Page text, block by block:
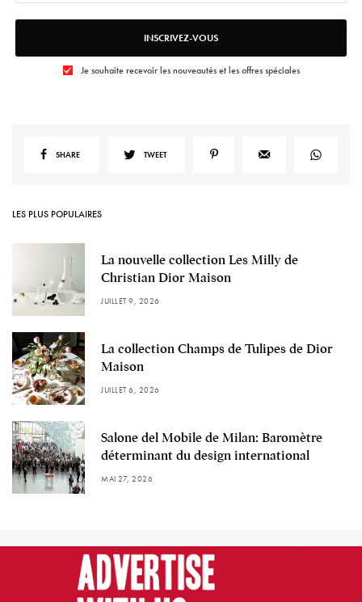
INSCRIVEZ-VOUS
Je souhaite recevoir les nouveautés et les offres spéciales
SHARE TWEET
LES PLUS POPULAIRES
La nouvelle collection Les Milly de
Christian Dior Maison
JUILLET 9, 2026
La collection Champs de Tulipes de Dior
Maison
JUILLET 6, 2026
Salone del Mobile de Milan: Baromètre
déterminant du design international
MAI 27, 2026